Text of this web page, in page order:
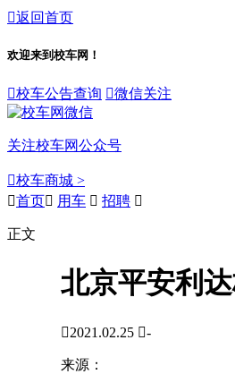
返回首页
欢迎来到校车网！
校车公告查询 微信关注
关注校车网公众号
校车商城 >
首页 用车  招聘 
正文
北京平安利
2021.02.25 -
来源：